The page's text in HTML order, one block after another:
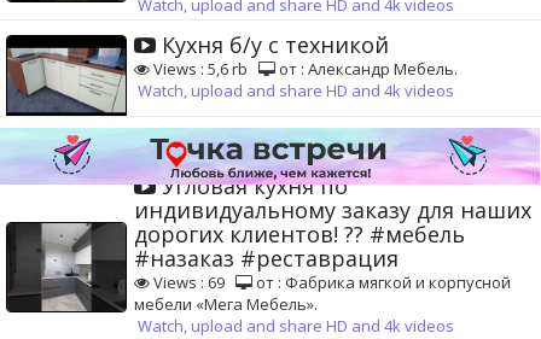
Watch, upload and share HD and 4k videos
Кухня б/у с техникой
Views : 5,6 rb
от : Александр Мебель.
Watch, upload and share HD and 4k videos
Угловая кухня по
индивидуальному заказу для наших
дорогих клиентов! ?? #мебель
#назаказ #реставрация
Views : 69
от : Фабрика мягкой и корпусной
мебели «Мега Мебель».
Watch, upload and share HD and 4k videos